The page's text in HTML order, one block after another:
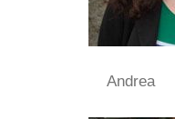
Andrea